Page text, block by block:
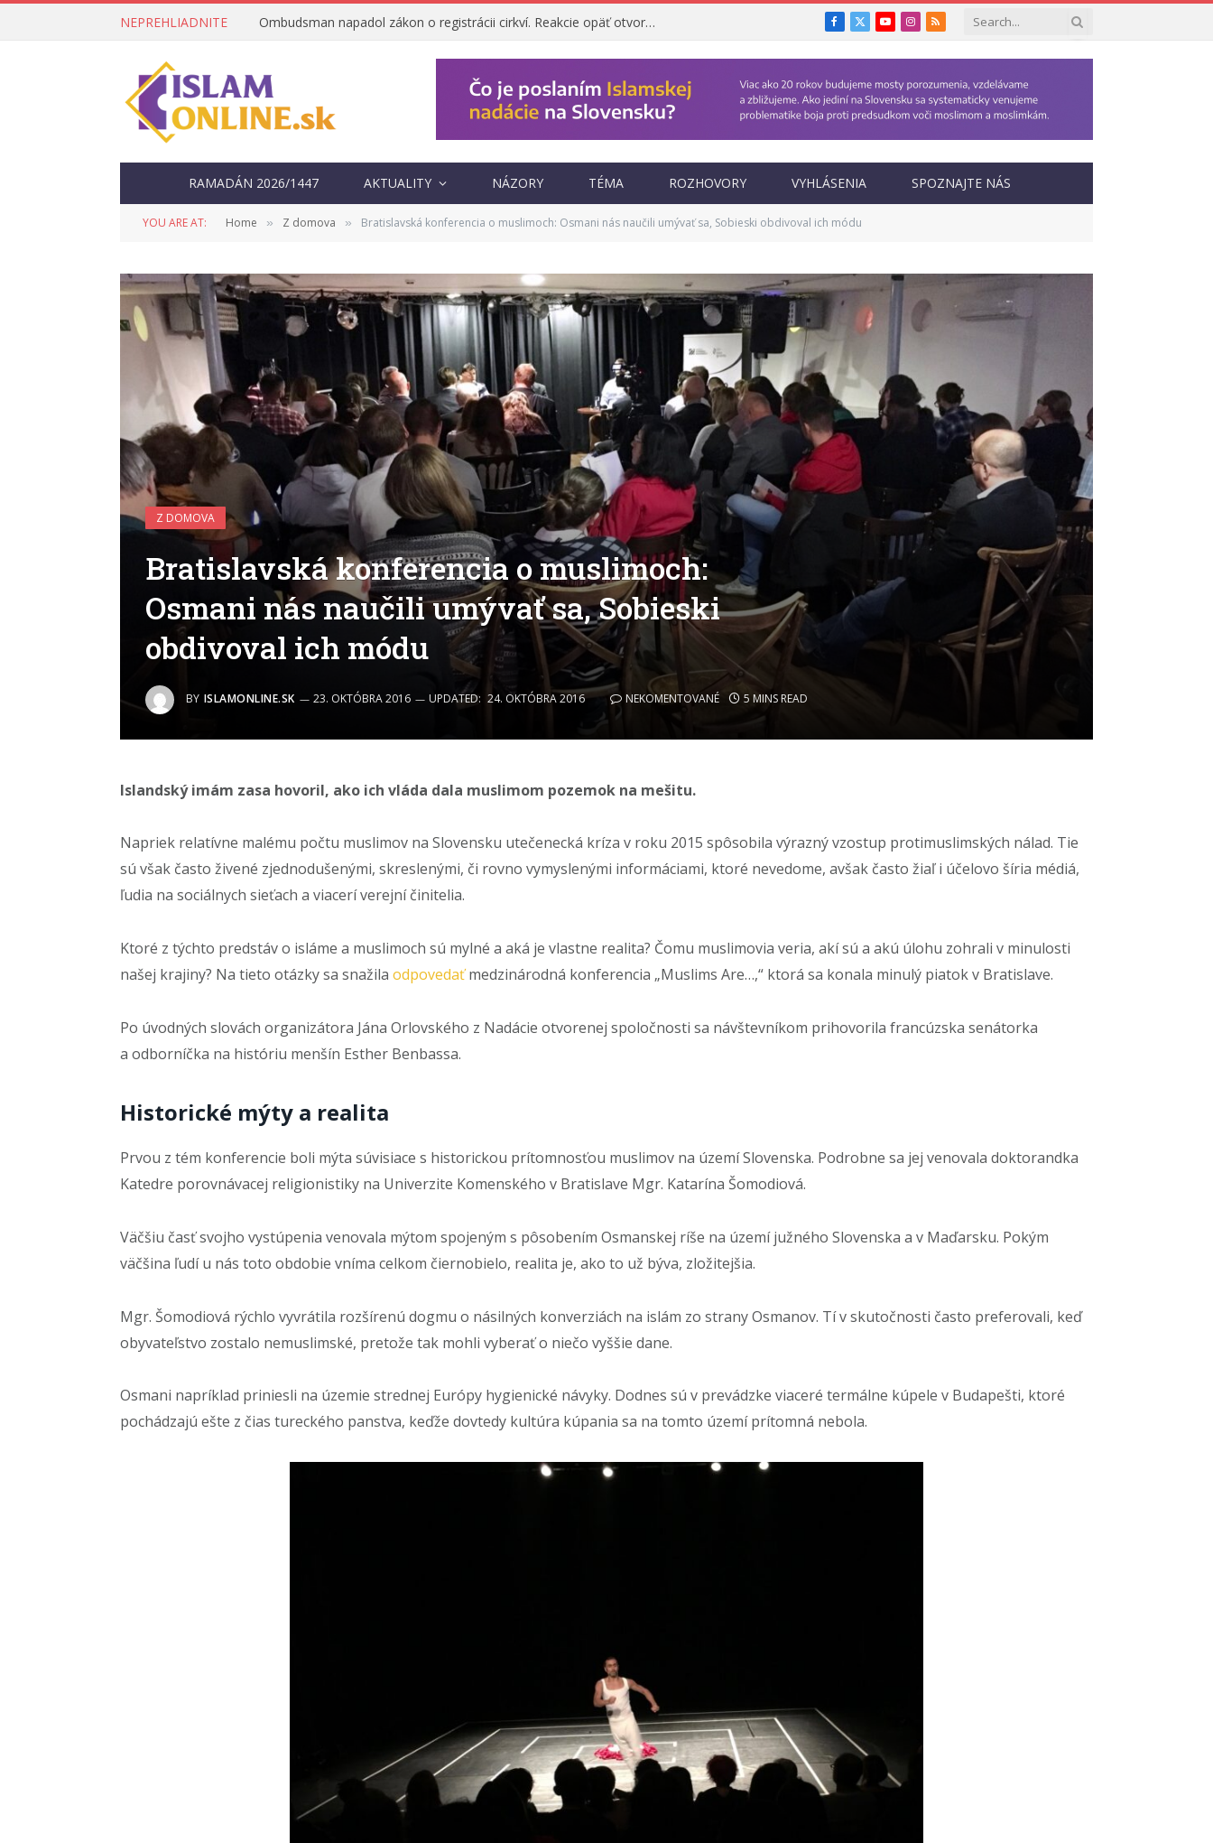
NEPREHLIADNITE Ombudsman napadol zákon o registrácii cirkví. Reakcie opäť otvorili otázku, prečo vznikol Facebook
X
YouTubeInstagram
RSS
RAMADÁN 2026/1447 AKTUALITY NÁZORY TÉMA ROZHOVORY VYHLÁSENIA SPOZNAJTE NÁS
YOU ARE AT: Home » Z domova » Bratislavská konferencia o muslimoch: Osmani nás naučili umývať sa, Sobieski obdivoval ich módu
Z DOMOVA
Bratislavská konferencia o muslimoch:
Osmani nás naučili umývať sa, Sobieski
obdivoval ich módu
BY ISLAMONLINE.SK 23. OKTÓBRA 2016 UPDATED: 24. OKTÓBRA 2016 NEKOMENTOVANÉ 5 MINS READ
Islandský imám zasa hovoril, ako ich vláda dala muslimom pozemok na mešitu.
Napriek relatívne malému počtu muslimov na Slovensku utečenecká kríza v roku 2015 spôsobila výrazný vzostup protimuslimských nálad. Tie
sú však často živené zjednodušenými, skreslenými, či rovno vymyslenými informáciami, ktoré nevedome, avšak často žiaľ i účelovo šíria médiá,
ľudia na sociálnych sieťach a viacerí verejní činitelia.
Ktoré z týchto predstáv o isláme a muslimoch sú mylné a aká je vlastne realita? Čomu muslimovia veria, akí sú a akú úlohu zohrali v minulosti
našej krajiny? Na tieto otázky sa snažila odpovedaťmedzinárodná konferencia „Muslims Are…,“ ktorá sa konala minulý piatok v Bratislave.
Po úvodných slovách organizátora Jána Orlovského z Nadácie otvorenej spoločnosti sa návštevníkom prihovorila francúzska senátorka
a odborníčka na históriu menšín Esther Benbassa.
Historické mýty a realita
Prvou z tém konferencie boli mýta súvisiace s historickou prítomnosťou muslimov na území Slovenska. Podrobne sa jej venovala doktorandka
Katedre porovnávacej religionistiky na Univerzite Komenského v Bratislave Mgr. Katarína Šomodiová.
Väčšiu časť svojho vystúpenia venovala mýtom spojeným s pôsobením Osmanskej ríše na území južného Slovenska a v Maďarsku. Pokým
väčšina ľudí u nás toto obdobie vníma celkom čiernobielo, realita je, ako to už býva, zložitejšia.
Mgr. Šomodiová rýchlo vyvrátila rozšírenú dogmu o násilných konverziách na islám zo strany Osmanov. Tí v skutočnosti často preferovali, keď
obyvateľstvo zostalo nemuslimské, pretože tak mohli vyberať o niečo vyššie dane.
Osmani napríklad priniesli na územie strednej Európy hygienické návyky. Dodnes sú v prevádzke viaceré termálne kúpele v Budapešti, ktoré
pochádzajú ešte z čias tureckého panstva, keďže dovtedy kultúra kúpania sa na tomto území prítomná nebola.